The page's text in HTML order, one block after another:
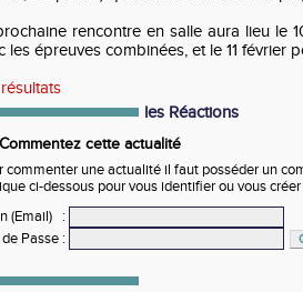
rencontre en salle aura lieu le
les épreuves combinées, et le 11 février
les Réactions
Commentez cette actualité
commenter une actualité il faut posséder un
ci-dessous pour vous identifier ou vous
(Email)
:
Passe :